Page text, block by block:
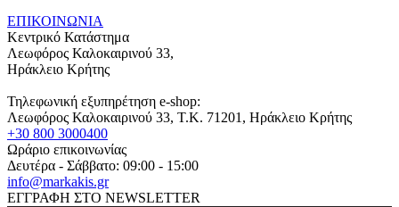
ΕΠΙΚΟΙΝΩΝΙΑ
Κεντρικό Κατάστημα
Λεωφόρος Καλοκαιρινού 33,
Ηράκλειο Κρήτης
Τηλεφωνική εξυπηρέτηση e-shop:
Λεωφόρος Καλοκαιρινού 33, T.K. 71201, Ηράκλειο Κρήτης
+30 800 3000400
Ωράριο επικοινωνίας
Δευτέρα - Σάββατο: 09:00 - 15:00
info@markakis.gr
ΕΓΓΡΑΦΗ ΣΤΟ NEWSLETTER